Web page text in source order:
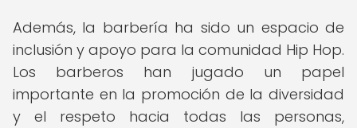
Además, la barbería ha sido un espacio de
inclusión y apoyo para la comunidad Hip Hop.
Los barberos han jugado un papel
importante en la promoción de la diversidad
y el respeto hacia todas las personas,